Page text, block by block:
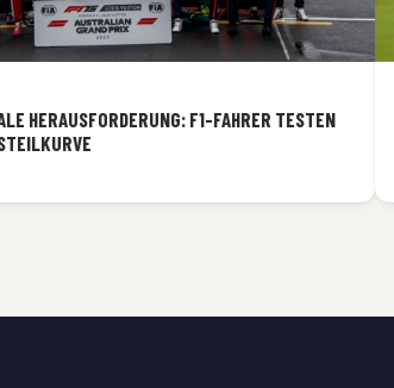
HERAUSFORDERUNG: F1-FAHRER TESTEN